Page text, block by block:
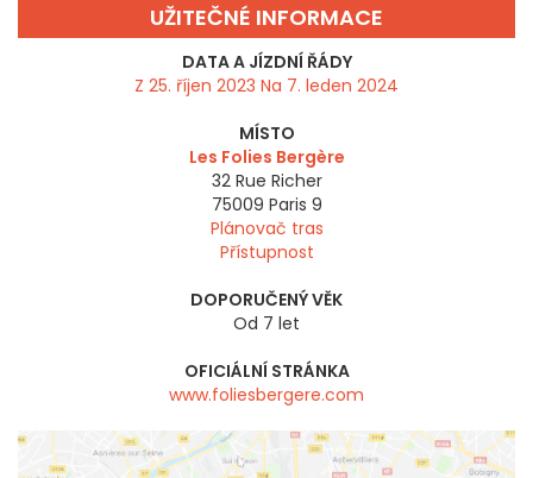
UŽITEČNÉ INFORMACE
DATA A JÍZDNÍ ŘÁDY
Z 25. říjen 2023 Na 7. leden 2024
MÍSTO
Les Folies Bergère
32 Rue Richer
75009 Paris 9
Plánovač tras
Přístupnost
DOPORUČENÝ VĚK
Od 7 let
OFICIÁLNÍ STRÁNKA
www.foliesbergere.com